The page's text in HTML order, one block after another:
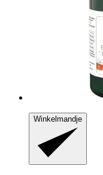
Winkelmandje